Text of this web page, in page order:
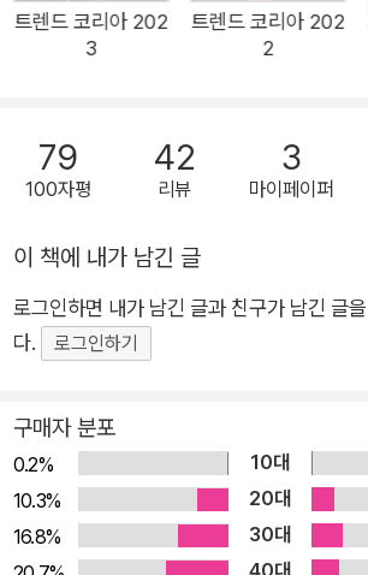
간에게 남겨져 있다. 바로 ‘화룡점정’이다.
을 최대한 끌어올리는 것. 이를 위해 우리는
한다. ‘빨리빨리’를 외치던 대한민국이 이제 2배속 사회로 접어들
었다. 유튜브와 OTT 플랫폼, 각종 SNS가
파밍 삶을 추구한다. 과거 서로를 구분 지었던 선들도 경계가 흐
릿해지고 있다. 가족 내, 안사람과 바깥양반의 구분이 없어지는
것이 대표적이다. 초격차 사회에서 완벽함을 좇는 사람들은 아예
넘사벽 기준을 세워놓고 ‘육각형인간’ 놀이를 즐긴다. “노력 없이
자리를 잃었다. 챗GPT의 등장으로 인류에게 일격을 가한 생성형
AI. 세상의 모든 화두를 블랙홀처럼 빨아들
질문이 우리 앞에 놓여있다. “인간만이 가진 역량은 무엇인가?”
명료한 답변을 이끌어낼 수 있는 질문이 가능한 인
트렌드 코리아 202
3
트렌드 코리아 202
2
79
100자평
42
리뷰
3
마이페이퍼
이 책에 내가 남긴 글
로그인하면 내가 남긴 글과 친구가 남긴 글
다.
로그인하기
구매자 분포
0.2% 10대
10.3%
20대
16.8%
30대